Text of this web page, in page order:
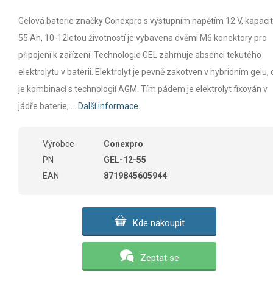
Gelová baterie značky Conexpro s výstupním napětím 12 V,
55 Ah, 10-12letou životností je vybavena dvěmi M6 konektory pro
připojení k zařízení. Technologie GEL zahrnuje absenci tekutého
elektrolytu v baterii. Elektrolyt je pevně zakotven v hybridním gelu,
je kombinací s technologií AGM. Tím pádem je elektrolyt fixován v
jádře baterie, ...
Další informace
Výrobce
Conexpro
PN
GEL-12-55
EAN
8719845605944
Kde nakoupit
Zeptat se